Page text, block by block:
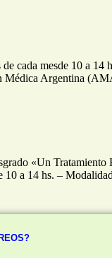
cada mesde 10 a
Médica Argentina
«Un
10 a 14 hs. –